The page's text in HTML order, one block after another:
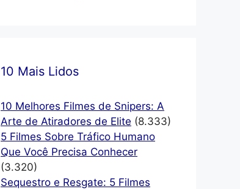
10 Mais Lidos
10 Melhores Filmes de Snipers: A
Arte de Atiradores de Elite (8.333)
5 Filmes Sobre Tráfico Humano
Que Você Precisa Conhecer
(3.320)
Sequestro e Resgate: 5 Filmes